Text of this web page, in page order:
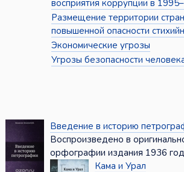
восприятия коррупции в
Размещение территории
повышенной опасности
Экономические угрозы
Угрозы безопасности
Введение в историю
Воспроизведено в
орфографии издания 1936
Кама и Урал